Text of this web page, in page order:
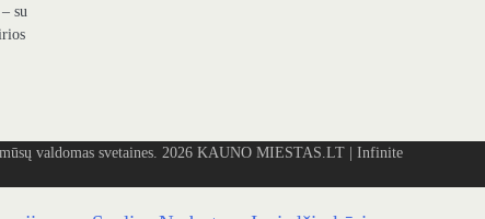
su
valdomas svetaines. 2026 KAUNO MIESTAS.LT| Infinite